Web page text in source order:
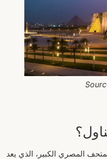
المصري الكبير، الذي يعد